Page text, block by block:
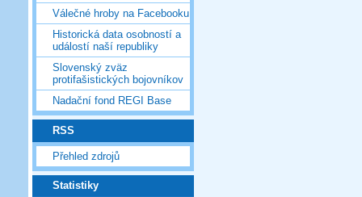
Válečné hroby na Facebooku
Historická data osobností a
událostí naší republiky
Slovenský zväz
protifašistických bojovníkov
Nadační fond REGI Base
RSS
Přehled zdrojů
Statistiky